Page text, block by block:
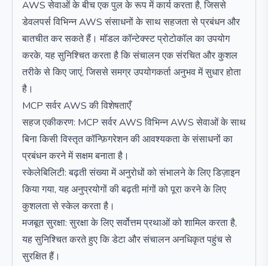
AWS सेवाओं के बीच एक पुल के रूप में कार्य करता है, जिससे
डेवलपर्स विभिन्न AWS संसाधनों के साथ सहजता से प्रबंधन और
बातचीत कर सकते हैं। मॉडल कॉन्टेक्स्ट प्रोटोकॉल का उपयोग
करके, यह सुनिश्चित करता है कि संचालन एक संरचित और कुशल
तरीके से किए जाएं, जिससे समग्र उपयोगकर्ता अनुभव में सुधार होता
है।
MCP सर्वर AWS की विशेषताएँ
सहज एकीकरण: MCP सर्वर AWS विभिन्न AWS सेवाओं के साथ
बिना किसी विस्तृत कॉन्फ़िगरेशन की आवश्यकता के संसाधनों का
प्रबंधन करने में सक्षम बनाता है।
स्केलेबिलिटी: बढ़ती संख्या में अनुरोधों को संभालने के लिए डिज़ाइन
किया गया, यह अनुप्रयोगों की बढ़ती मांगों को पूरा करने के लिए
कुशलता से स्केल करता है।
मजबूत सुरक्षा: सुरक्षा के लिए सर्वोत्तम प्रथाओं को शामिल करता है,
यह सुनिश्चित करते हुए कि डेटा और संचालन अनधिकृत पहुंच से
सुरक्षित हैं।